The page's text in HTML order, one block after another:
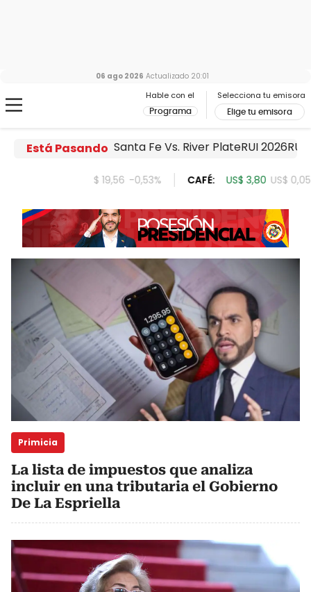
Hable con el
Programa
Selecciona tu emisora
Elige tu emisora
06 ago 2026 Actualizado 20:01
Está Pasando Santa Fe Vs. River PlateRUI 2026RUI
CAFÉ: US$ 3,80 US$ 0,05 +1,40% ORO: $
Primicia
La lista de impuestos que analiza
incluir en una tributaria el Gobierno
De La Espriella